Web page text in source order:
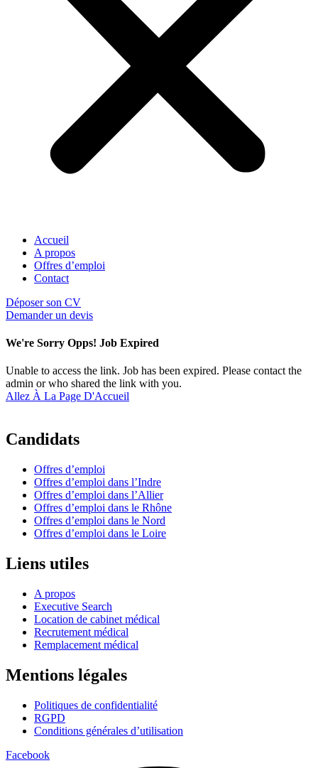
Accueil
A propos
Offres d’emploi
Contact
Déposer son CV
Demander un devis
We're Sorry Opps! Job Expired
Unable to access the link. Job has been expired. Please contact the
admin or who shared the link with you.
Allez À La Page D'Accueil
Candidats
Offres d’emploi
Offres d’emploi dans l’Indre
Offres d’emploi dans l’Allier
Offres d’emploi dans le Rhône
Offres d’emploi dans le Nord
Offres d’emploi dans le Loire
Liens utiles
A propos
Executive Search
Location de cabinet médical
Recrutement médical
Remplacement médical
Mentions légales
Politiques de confidentialité
RGPD
Conditions générales d’utilisation
Facebook